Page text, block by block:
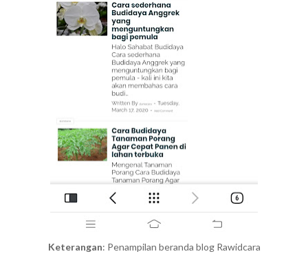
Keterangan: Penampilan beranda blog Rawidcara